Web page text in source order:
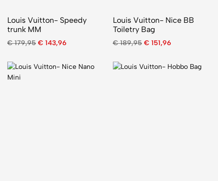
Louis Vuitton- Speedy
trunk MM
€179,95 € 143,96
Louis Vuitton- Nice BB
Toiletry Bag
€189,95 € 151,96